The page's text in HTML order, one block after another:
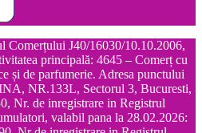
J40/16030/10.10.2006,
principală: 4645 – Comerț cu
și de parfumerie. Adresa punctului
NR.133L, Sectorul 3, Bucuresti,
Nr. de inregistrare in Registrul
valabil pana la 28.02.2026: